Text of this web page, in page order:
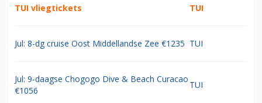
TUI vliegtickets TUI
Jul: 8-dg cruise Oost Middellandse Zee €1235 TUI
Jul: 9-daagse Chogogo Dive & Beach Curacao
€1056
TUI